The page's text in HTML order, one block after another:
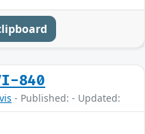
840
- Published: - Updated: